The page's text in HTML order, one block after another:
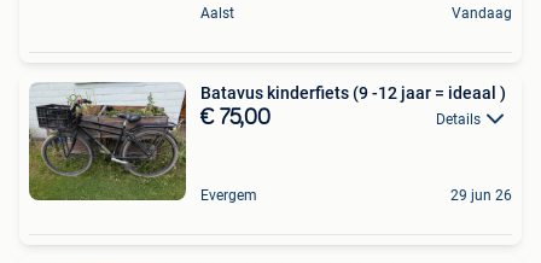
Aalst Vandaag
Batavus kinderfiets (9 -12 jaar = ideaal )
€ 75,00 Details
Evergem 29 jun 26